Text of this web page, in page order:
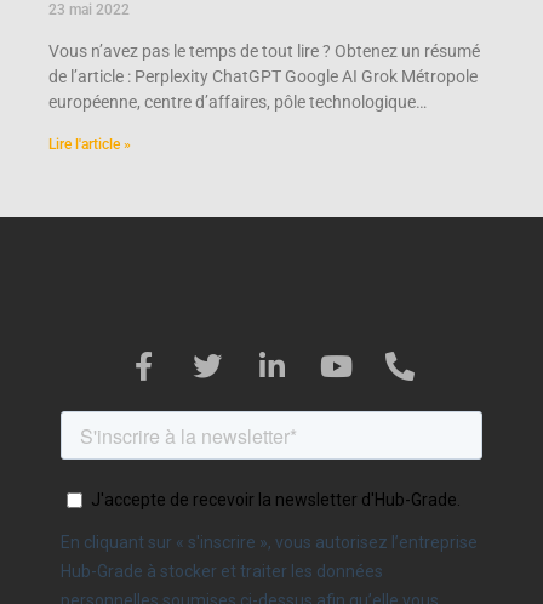
23 mai 2022
Vous n’avez pas le temps de tout lire ? Obtenez un résumé
de l’article : Perplexity ChatGPT Google AI Grok Métropole
européenne, centre d’affaires, pôle technologique…
Lire l'article »